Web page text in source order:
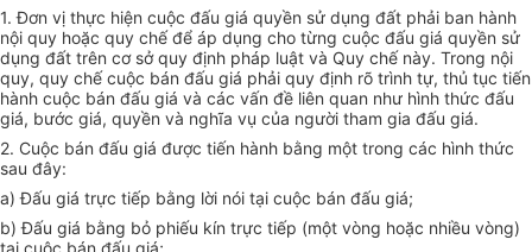
1. Đơn vị thực hiện cuộc đấu giá quyền sử dụng đất phải ban hành
nội quy hoặc quy chế để áp dụng cho từng cuộc đấu giá quyền sử
dụng đất trên cơ sở quy định pháp luật và Quy chế này. Trong nội
quy, quy chế cuộc bán đấu giá phải quy định rõ trình tự, thủ tục tiến
hành cuộc bán đấu giá và các vấn đề liên quan như hình thức đấu
giá, bước giá, quyền và nghĩa vụ của người tham gia đấu giá.
2. Cuộc bán đấu giá được tiến hành bằng một trong các hình thức
sau đây:
a) Đấu giá trực tiếp bằng lời nói tại cuộc bán đấu giá;
b) Đấu giá bằng bỏ phiếu kín trực tiếp (một vòng hoặc nhiều vòng)
tại cuộc bán đấu giá;